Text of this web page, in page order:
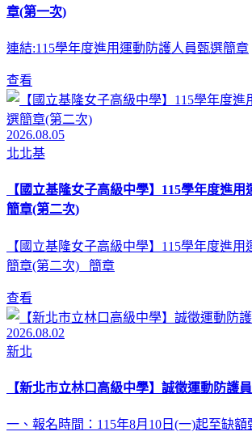
章(第一次)
連結:115學年度進用運動防護人員甄選簡章
查看
2026.08.05
北北基
【國立基隆女子高級中學】115學年度進
簡章(第二次)
【國立基隆女子高級中學】115學年度進
簡章(第二次) 簡章
查看
2026.08.02
新北
【新北市立林口高級中學】誠徵運動防護
一、報名時間：115年8月10日(一)起至